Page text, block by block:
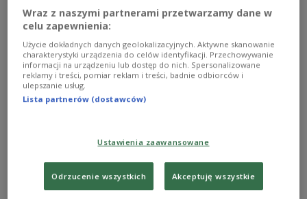
Ілюстрацыйнае фота. shutterstock.com/Sandor Szmutko
Wraz z naszymi partnerami przetwarzamy dane w
celu zapewnienia:
Użycie dokładnych danych geolokalizacyjnych. Aktywne skanowanie
charakterystyki urządzenia do celów identyfikacji. Przechowywanie
informacji na urządzeniu lub dostęp do nich. Spersonalizowane
reklamy i treści, pomiar reklam i treści, badnie odbiorców i
ulepszanie usług.
Lista partnerów (dostawców)
Ustawienia zaawansowane
Odrzucenie wszystkich Akceptuję wszystkie